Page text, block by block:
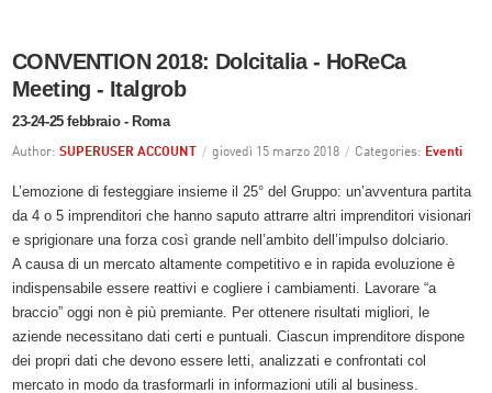
CONVENTION 2018: Dolcitalia - HoReCa
Meeting - Italgrob
23-24-25 febbraio - Roma
Author: SUPERUSER ACCOUNT / giovedì 15 marzo 2018 / Categories: Eventi
L’emozione di festeggiare insieme il 25° del Gruppo: un’avventura partita
da 4 o 5 imprenditori che hanno saputo attrarre altri imprenditori visionari
e sprigionare una forza così grande nell’ambito dell’impulso dolciario.
A causa di un mercato altamente competitivo e in rapida evoluzione è
indispensabile essere reattivi e cogliere i cambiamenti. Lavorare “a
braccio” oggi non è più premiante. Per ottenere risultati migliori, le
aziende necessitano dati certi e puntuali. Ciascun imprenditore dispone
dei propri dati che devono essere letti, analizzati e confrontati col
mercato in modo da trasformarli in informazioni utili al business.